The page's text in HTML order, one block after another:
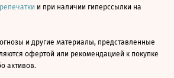
и при наличии гиперссылки на
и другие материалы, представленные
офертой или рекомендацией к покупке
активов.